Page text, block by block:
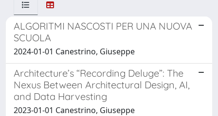
ALGORITMI NASCOSTI PER UNA NUOVA
SCUOLA
2024-01-01 Canestrino, Giuseppe
Architecture’s “Recording Deluge”: The
Nexus Between Architectural Design, AI,
and Data Harvesting
2023-01-01 Canestrino, Giuseppe